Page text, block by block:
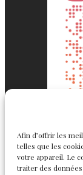
Afin d’offrir les
telles que les
votre appareil. Le
traiter des